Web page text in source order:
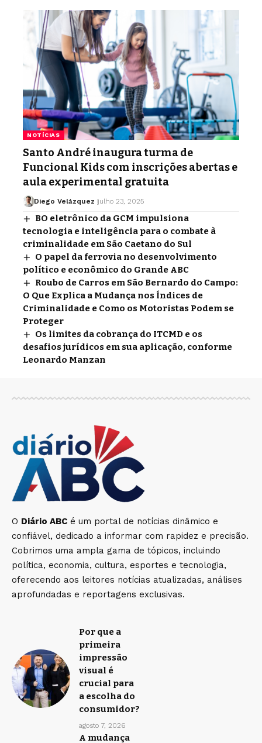
NOTÍCIAS
Santo André inaugura turma de
Funcional Kids com inscrições abertas e
aula experimental gratuita
Diego Velázquez julho 23, 2025
BO eletrônico da GCM impulsiona
tecnologia e inteligência para o combate à
criminalidade em São Caetano do Sul
O papel da ferrovia no desenvolvimento
político e econômico do Grande ABC
Roubo de Carros em São Bernardo do Campo:
O Que Explica a Mudança nos Índices de
Criminalidade e Como os Motoristas Podem se
Proteger
Os limites da cobrança do ITCMD e os
desafios jurídicos em sua aplicação, conforme
Leonardo Manzan
O Diário ABC é um portal de notícias dinâmico e
confiável, dedicado a informar com rapidez e precisão.
Cobrimos uma ampla gama de tópicos, incluindo
política, economia, cultura, esportes e tecnologia,
oferecendo aos leitores notícias atualizadas, análises
aprofundadas e reportagens exclusivas.
Por que a
primeira
impressão
visual é
crucial para
a escolha do
consumidor?
agosto 7, 2026
A mudança